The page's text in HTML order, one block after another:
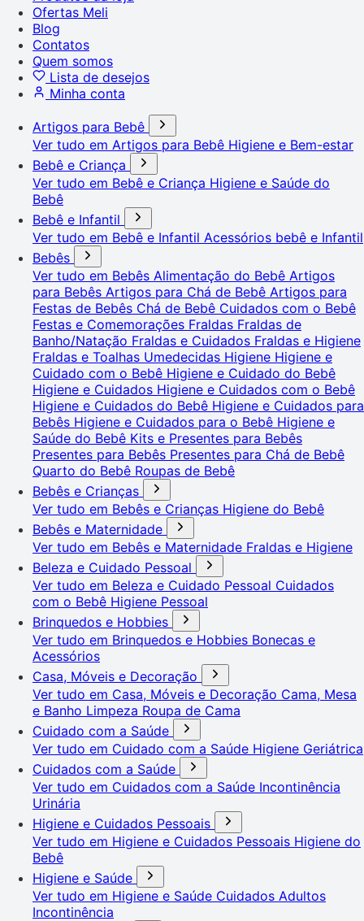
Ofertas Meli
Blog
Contatos
Quem somos
Lista de desejos
Minha conta
Artigos para Bebê
Ver tudo em Artigos para Bebê Higiene e Bem-estar
Bebê e Criança
Ver tudo em Bebê e Criança Higiene e Saúde do
Bebê
Bebê e Infantil
Ver tudo em Bebê e Infantil Acessórios bebê e Infantil
Bebês
Ver tudo em Bebês Alimentação do Bebê Artigos
para Bebês Artigos para Chá de Bebê Artigos para
Festas de Bebês Chá de Bebê Cuidados com o Bebê
Festas e Comemorações Fraldas Fraldas de
Banho/Natação Fraldas e Cuidados Fraldas e Higiene
Fraldas e Toalhas Umedecidas Higiene Higiene e
Cuidado com o Bebê Higiene e Cuidado do Bebê
Higiene e Cuidados Higiene e Cuidados com o Bebê
Higiene e Cuidados do Bebê Higiene e Cuidados para
Bebês Higiene e Cuidados para o Bebê Higiene e
Saúde do Bebê Kits e Presentes para Bebês
Presentes para Bebês Presentes para Chá de Bebê
Quarto do Bebê Roupas de Bebê
Bebês e Crianças
Ver tudo em Bebês e Crianças Higiene do Bebê
Bebês e Maternidade
Ver tudo em Bebês e Maternidade Fraldas e Higiene
Beleza e Cuidado Pessoal
Ver tudo em Beleza e Cuidado Pessoal Cuidados
com o Bebê Higiene Pessoal
Brinquedos e Hobbies
Ver tudo em Brinquedos e Hobbies Bonecas e
Acessórios
Casa, Móveis e Decoração
Ver tudo em Casa, Móveis e Decoração Cama, Mesa
e Banho Limpeza Roupa de Cama
Cuidado com a Saúde
Ver tudo em Cuidado com a Saúde Higiene Geriátrica
Cuidados com a Saúde
Ver tudo em Cuidados com a Saúde Incontinência
Urinária
Higiene e Cuidados Pessoais
Ver tudo em Higiene e Cuidados Pessoais Higiene do
Bebê
Higiene e Saúde
Ver tudo em Higiene e Saúde Cuidados Adultos
Incontinência